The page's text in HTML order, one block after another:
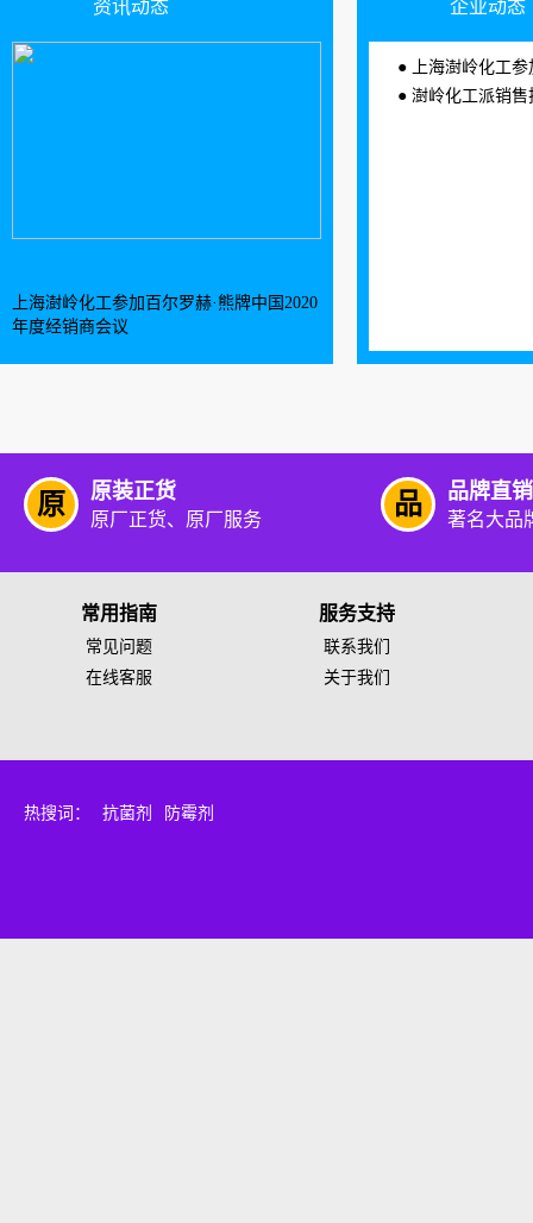
资讯动态
上海澍岭化工参加百尔罗赫·熊牌中国2020
年度经销商会议
企业动态
上海澍岭化工参加百尔罗赫·
澍岭化工派销售技术经理参
原 原装正货
原厂正货、原厂服务 品 品牌直销
著名大品
常用指南
常见问题
在线客服
服务支持
联系我们
关于我们
热搜词： 抗菌剂 防霉剂